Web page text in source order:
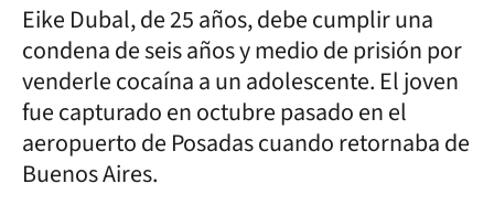
Eike Dubal, de 25 años, debe cumplir una
condena de seis años y medio de prisión por
venderle cocaína a un adolescente. El joven
fue capturado en octubre pasado en el
aeropuerto de Posadas cuando retornaba de
Buenos Aires.